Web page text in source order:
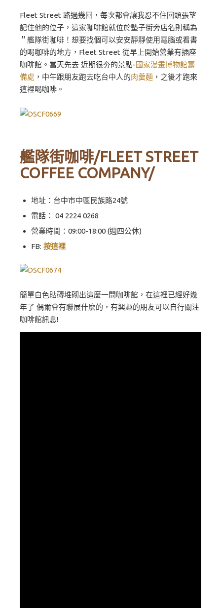
Fleet Street 路過幾回，每次都會讓我忍不住回頭張望
記住他的位子，這家咖啡館就位於墊子街旁店名則稱為
＂艦隊街咖啡！想要找個可以安安靜靜使用電腦或看書
的喝咖啡的地方，Fleet Street 從早上開始營業有插座
咖啡館。當天先去 近期很夯的景點-國家漫畫博物館籌
備處 ，中午跟朋友跑去吃台中人的肉羹麵 ，之後才跑來
這裡喝咖啡。
艦隊街咖啡/FLEET STREET
COFFEE COMPANY/
地址：台中市中區民族路24號
電話： 04 2224 0268
營業時間：09:00-18:00 (週四公休)
FB: 按這裡
簡單白色貼磚堆砌出這麼一間咖啡館，在這裡已經好幾
年了 偶爾會有聯展什麼的，有興趣的朋友可以自行關注
咖啡館訊息!